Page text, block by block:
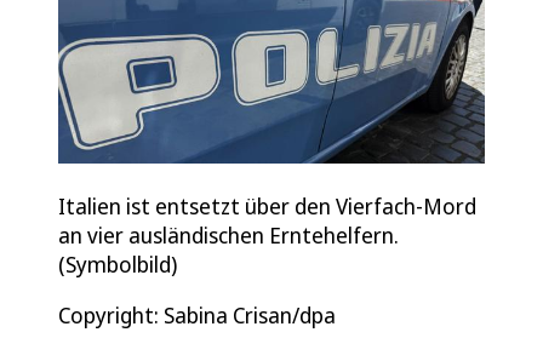
Italien ist entsetzt über den Vierfach-Mord
an vier ausländischen Erntehelfern.
(Symbolbild)
Copyright: Sabina Crisan/dpa